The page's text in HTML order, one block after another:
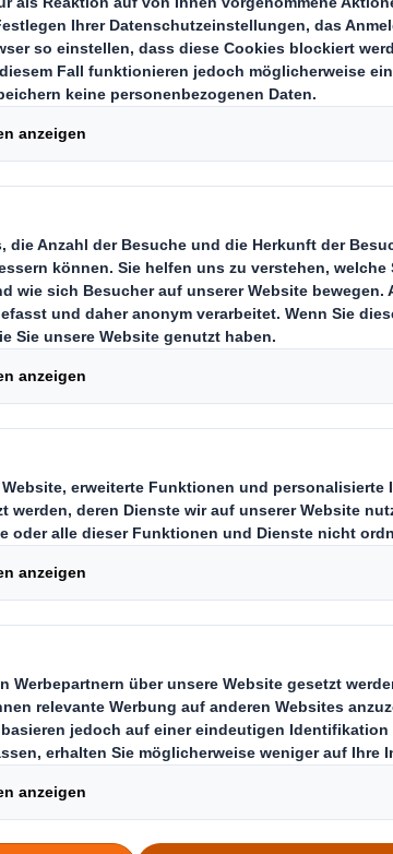
den
und
Kosten und
wir sind
Material in
darf.